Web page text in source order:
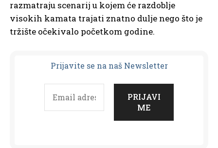
razmatraju scenarij u kojem će razdoblje
visokih kamata trajati znatno dulje nego što je
tržište očekivalo početkom godine.
Prijavite se na naš Newsletter